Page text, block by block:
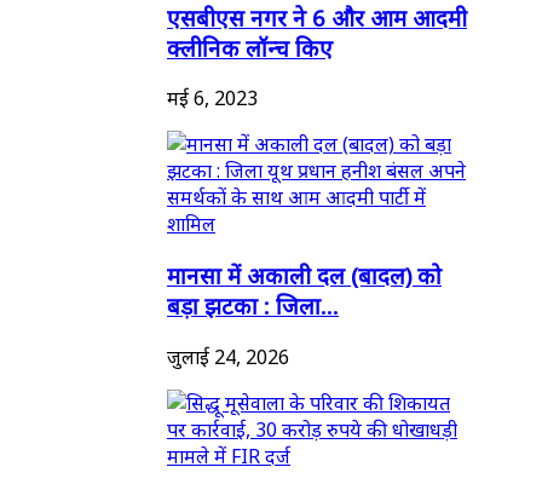
एसबीएस नगर ने 6 और आम आदमी
क्लीनिक लॉन्च किए
मई 6, 2023
मानसा में अकाली दल (बादल) को
बड़ा झटका : जिला...
जुलाई 24, 2026